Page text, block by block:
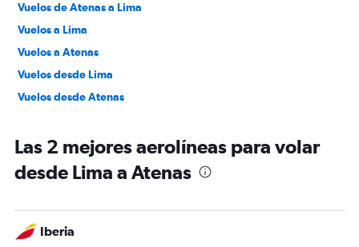
Vuelos de Atenas a Lima
Vuelos a Lima
Vuelos a Atenas
Vuelos desde Lima
Vuelos desde Atenas
Las 2 mejores aerolíneas para volar
desde Lima a Atenas
Iberia